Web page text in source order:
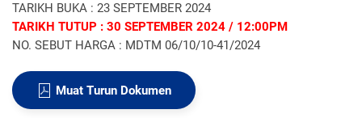
TARIKH BUKA : 23 SEPTEMBER 2024
TARIKH TUTUP : 30 SEPTEMBER 2024 / 12:00PM
NO. SEBUT HARGA : MDTM 06/10/10-41/2024
Muat Turun Dokumen